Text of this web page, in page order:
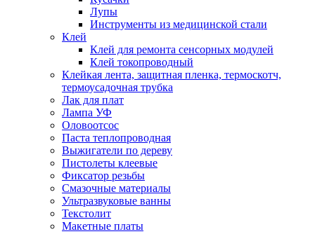
Лупы
Инструменты из медицинской стали
Клей
Клей для ремонта сенсорных модулей
Клей токопроводный
Клейкая лента, защитная пленка, термоскотч,
термоусадочная трубка
Лак для плат
Лампа УФ
Оловоотсос
Паста теплопроводная
Выжигатели по дереву
Пистолеты клеевые
Фиксатор резьбы
Смазочные материалы
Ультразвуковые ванны
Текстолит
Макетные платы